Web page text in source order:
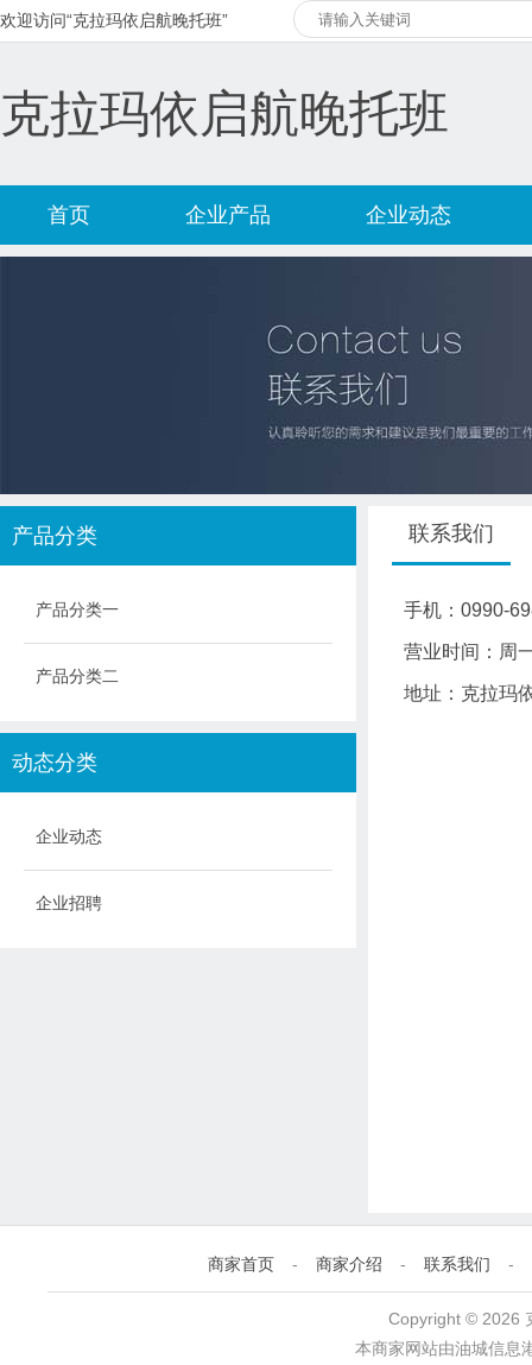
欢迎访问“克拉玛依启航晚托班”
克拉玛依启航晚托班
首页 企业产品 企业动态
产品分类
产品分类一
产品分类二
动态分类
企业动态
企业招聘
联系我们
手机： 0990-
营业时间： 周
地址： 克拉玛
商家首页 - 商家介绍 - 联系我们 -
Copyright © 2026
本商家网站由油城信息